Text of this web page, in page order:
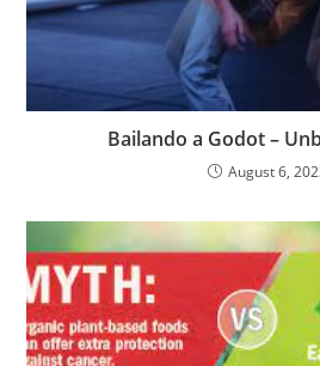
Bailando a Godot –
August 6,